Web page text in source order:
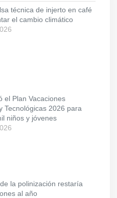
técnica de injerto en café
el cambio climático
el Plan Vacaciones
Tecnológicas 2026 para
niños y jóvenes
la polinización restaría
al año